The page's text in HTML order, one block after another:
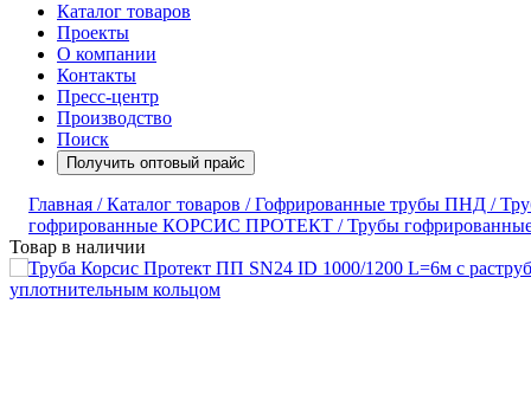
Каталог товаров
Проекты
О компании
Контакты
Пресс-центр
Производство
Поиск
Получить оптовый прайс
Главная /Каталог товаров /Гофрированные трубы ПНД /
гофрированные КОРСИС ПРОТЕКТ /Трубы
Товар в наличии